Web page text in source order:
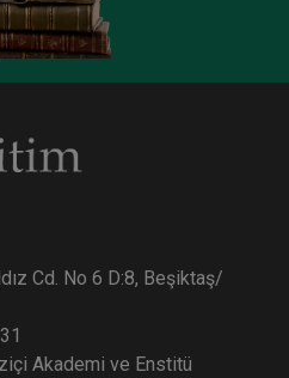
Cd. No 6 D:8, Beşiktaş/
Akademi ve Enstitü